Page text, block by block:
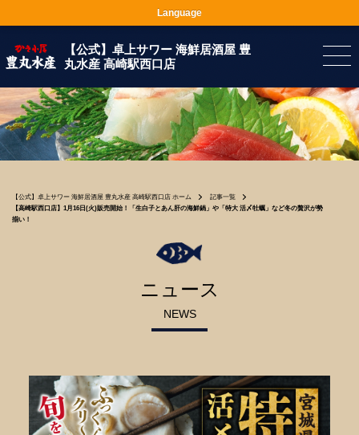
【公式】卓上サワー 海鮮居酒屋 豊
丸水産 高崎駅西口店
【公式】卓上サワー 海鮮居酒屋 豊丸水産 高崎駅西口店 ホーム
記事一覧
【高崎駅西口店】1月16日(火)販売開始！「生白子とあん肝の海鮮鍋」や「特大 活〆牡蠣」など冬の贅沢が勢
揃い！
ニュース
NEWS
Language